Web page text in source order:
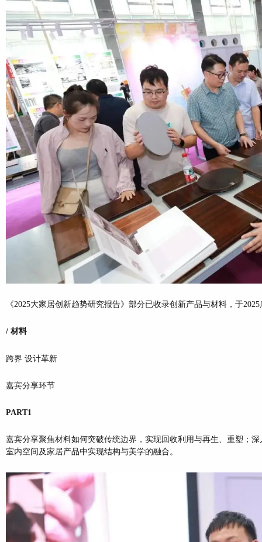
《2025大家居创新趋势研究报告》部分已收录创新产品与材料，于
/ 材料
跨界 设计革新
嘉宾分享环节
PART1
嘉宾分享聚焦材料如何突破传统边界，实现回收利用与再生、重塑；
室内空间及家居产品中实现结构与美学的融合。